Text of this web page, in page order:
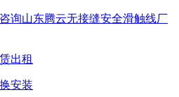
询山东腾云无接缝安全滑触线厂
出租
安装